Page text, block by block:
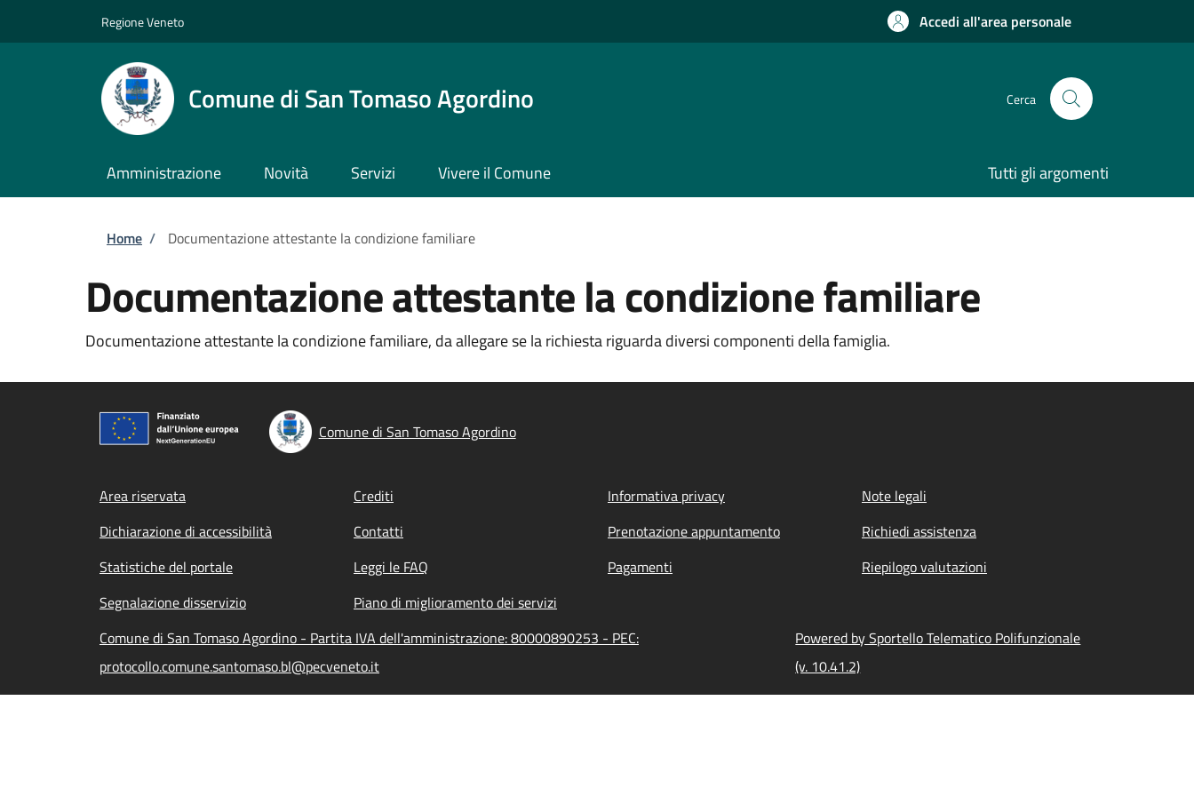
Regione Veneto Accedi all'area personale
Comune di San Tomaso Agordino Cerca
Amministrazione Novità Servizi Vivere il Comune Tutti gli argomenti
Briciole di pane
Home / Documentazione attestante la condizione familiare
Documentazione attestante la condizione familiare
Documentazione attestante la condizione familiare, da allegare se la richiesta riguarda diversi componenti della famiglia.
Comune di San Tomaso Agordino
Footer menu
Area riservata Crediti Informativa privacy
Note legali
Dichiarazione di accessibilità
Contatti Prenotazione appuntamento
Richiedi assistenza
Statistiche del portale
Leggi le FAQ Pagamenti
Riepilogo valutazioni
Segnalazione disservizio
Piano di miglioramento dei servizi
Comune di San Tomaso Agordino - Partita IVA dell'amministrazione: 80000890253 - PEC:
protocollo.comune.santomaso.bl@pecveneto.it
Powered by Sportello Telematico Polifunzionale
(v. 10.41.2)